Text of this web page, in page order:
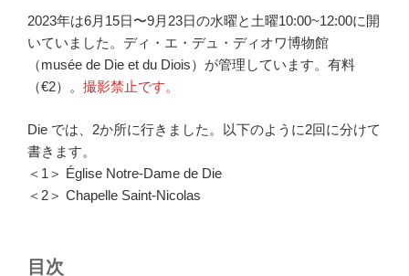
2023年は6月15日〜9月23日の水曜と土曜10:00~12:00に開
いていました。ディ・エ・デュ・ディオワ博物館
（musée de Die et du Diois）が管理しています。有料
（€2）。 撮影禁止です。
Die では、2か所に行きました。以下のように2回に分けて
書きます。
＜1＞ Église Notre-Dame de Die
＜2＞ Chapelle Saint-Nicolas
目次